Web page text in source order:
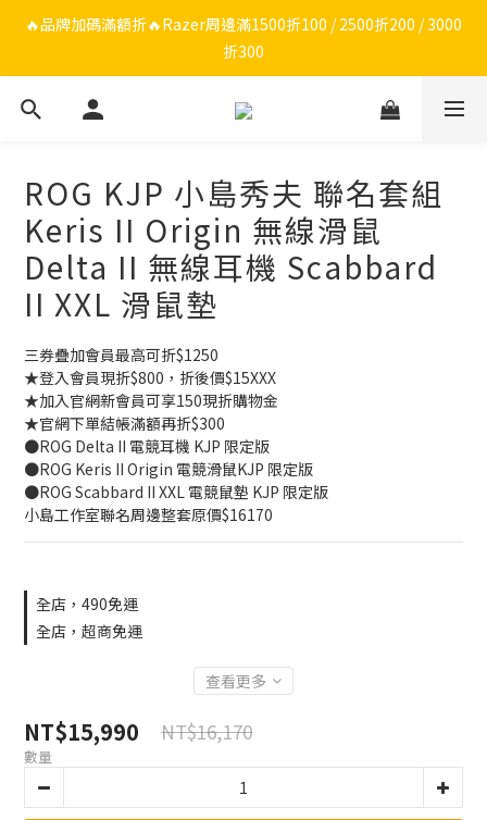
🔥品牌限定滿額折🔥ROG周邊滿1500折100 / 2500折200 / 3000折
300
🔥品牌加碼滿額折🔥Razer周邊滿1500折100 / 2500折200 / 3000
折300
ROG/Razer 全館電競椅會員登錄再現折$300
🔥品牌限定滿額折🔥ROG周邊滿1500折100 / 2500折200 / 3000折
300
ROG KJP 小島秀夫 聯名套組
Keris II Origin 無線滑鼠
Delta II 無線耳機 Scabbard
II XXL 滑鼠墊
三券疊加會員最高可折$1250
★登入會員現折$800，折後價$15XXX
★加入官網新會員可享150現折購物金
★官網下單結帳滿額再折$300
●ROG Delta II 電競耳機 KJP 限定版
●ROG Keris II Origin 電競滑鼠KJP 限定版
●ROG Scabbard II XXL 電競鼠墊 KJP 限定版
小島工作室聯名周邊整套原價$16170
全店，490免運
全店，超商免運
查看更多
NT$15,990 NT$16,170
數量